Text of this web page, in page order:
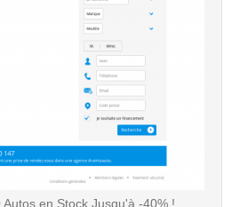
en Stock Jusqu'à -40% !